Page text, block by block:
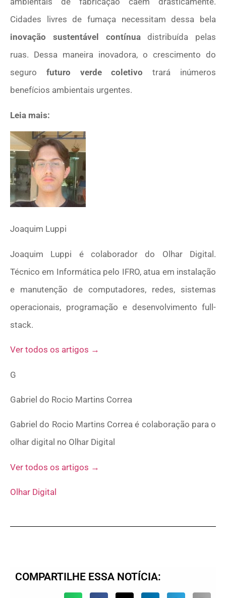
Cidades livres de fumaça necessitam dessa bela
inovação sustentável contínuadistribuída pelas
ruas. Dessa maneira inovadora, o crescimento do
seguro futuro verde coletivo trará inúmeros
benefícios ambientais urgentes.
Leia mais:
Joaquim Luppi
Joaquim Luppi é colaborador do Olhar Digital.
Técnico em Informática pelo IFRO, atua em instalação
e manutenção de computadores, redes, sistemas
operacionais, programação e desenvolvimento full-
stack.
Ver todos os artigos →
G
Gabriel do Rocio Martins Correa
Gabriel do Rocio Martins Correa é colaboração para o
olhar digital no Olhar Digital
Ver todos os artigos →
Olhar Digital
COMPARTILHE ESSA NOTÍCIA: